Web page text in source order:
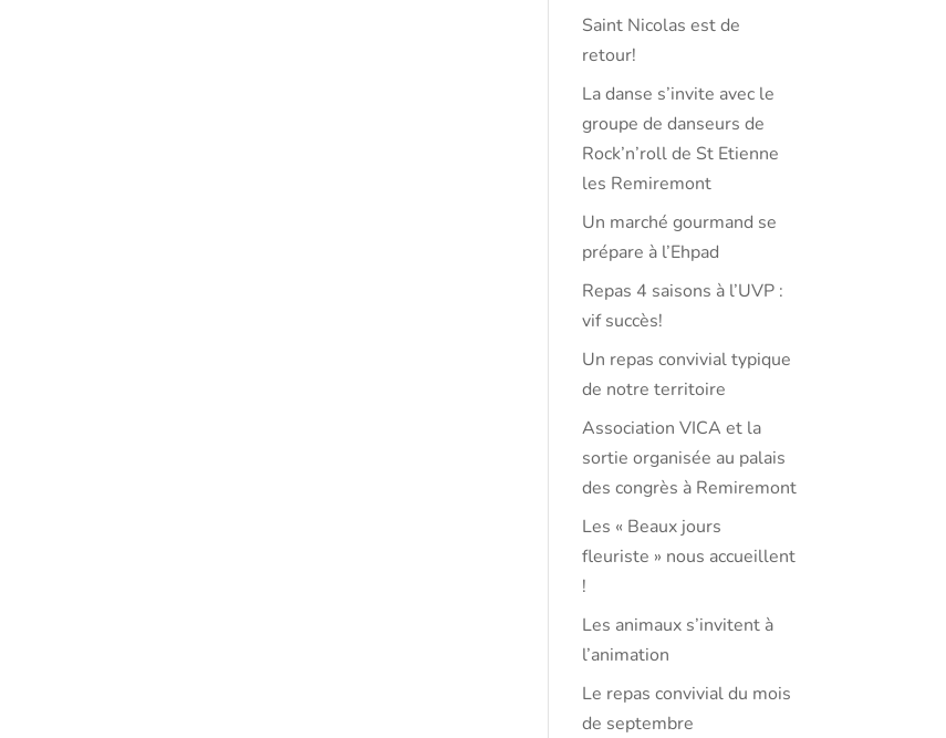
Saint Nicolas est de
retour!
La danse s’invite avec le
groupe de danseurs de
Rock’n’roll de St Etienne
les Remiremont
Un marché gourmand se
prépare à l’Ehpad
Repas 4 saisons à l’UVP :
vif succès!
Un repas convivial typique
de notre territoire
Association VICA et la
sortie organisée au palais
des congrès à Remiremont
Les « Beaux jours
fleuriste » nous accueillent
!
Les animaux s’invitent à
l’animation
Le repas convivial du mois
de septembre